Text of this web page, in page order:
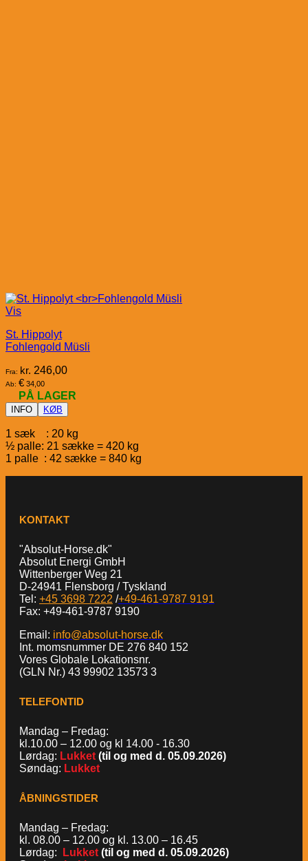
Vis
St. Hippolyt
Fohlengold Müsli
Fra: kr. 246,00
Ab: € 34,00
PÅ LAGER
INFO KØB
1 sæk : 20 kg
½ palle: 21 sække = 420 kg
1 palle : 42 sække = 840 kg
KONTAKT
"Absolut-Horse.dk"
Absolut Energi GmbH
Wittenberger Weg 21
D-24941 Flensborg / Tyskland
Tel: +45 3698 7222 /+49-461-9787 9191
Fax: +49-461-9787 9190
Email: info@absolut-horse.dk
Int. momsnummer DE 276 840 152
Vores Globale Lokationsnr.
(GLN Nr.) 43 99902 13573 3
TELEFONTID
Mandag – Fredag:
kl.10.00 – 12.00 og kl 14.00 - 16.30
Lørdag: Lukket (til og med d. 05.09.2026)
Søndag: Lukket
ÅBNINGSTIDER
Mandag – Fredag:
kl. 08.00 – 12.00 og kl. 13.00 – 16.45
Lørdag:
Lukket (til og med d. 05.09.2026)